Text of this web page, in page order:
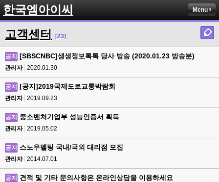
한국엠아이씨 Menu
고객센터 [23]
공지 [SBSCNBC]생생정보톡톡 당사 방송 (2020.01.23 방송분)
관리자 2020.01.30
공지 [공지]2019국제도로교통박람회
관리자 2019.09.23
공지 중소벤처기업부 성능인증서 획득
관리자 2019.05.02
공지 스노우멜팅 국내/국외 대리점 모집
관리자 2014.07.01
공지 견적 및 기타 문의사항은 온라인상담을 이용하세요